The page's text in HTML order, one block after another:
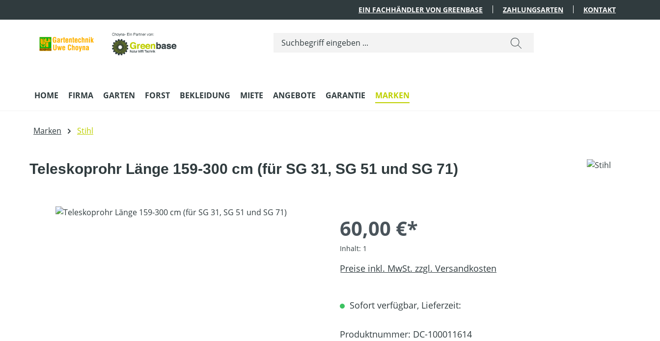
EIN FACHHÄNDLER VON GREENBASE ZAHLUNGSARTEN KONTAKT
HOME FIRMA GARTEN FORST BEKLEIDUNG MIETE ANGEBOTE GARANTIE MARKEN
Marken Stihl
Teleskoprohr Länge 159-300 cm (für SG 31, SG 51 und SG 71)
Bildergalerie überspringen
60,00 €*
Inhalt: 1
Preise inkl. MwSt. zzgl. Versandkosten
Sofort verfügbar, Lieferzeit:
Produktnummer: DC-100011614